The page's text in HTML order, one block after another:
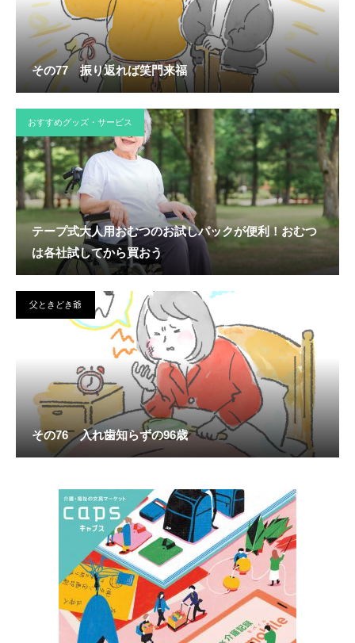
その77 振り返れば笑門来福
おすすめグッズ・サービス
テープ式大人用おむつのお試しパックが便利！おむつ
は各社試してから買おう
父ときどき爺
その76 入れ歯知らずの96歳